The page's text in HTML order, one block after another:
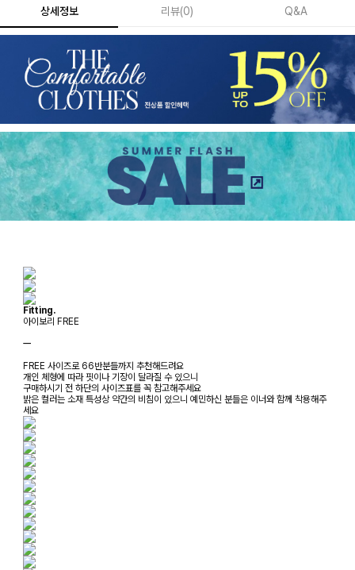
상세정보 리뷰(0) Q&A
Fitting.
아이보리 FREE
ㅡ
FREE 사이즈로 66반분들까지 추천해드려요
개인 체형에 따라 핏이나 기장이 달라질 수 있으니
구매하시기 전 하단의 사이즈표를 꼭 참고해주세요
밝은 컬러는 소재 특성상 약간의 비침이 있으니 예민하신 분들은 이너와 함께 착용해주
세요